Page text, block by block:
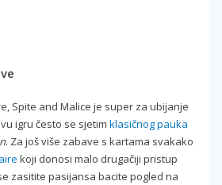
Spite and Malice je super za ubijanje
igru često se sjetim klasičnog pauka
. Za još više zabave s kartama svakako
koji donosi malo drugačiji pristup
zasitite pasijansa bacite pogled na